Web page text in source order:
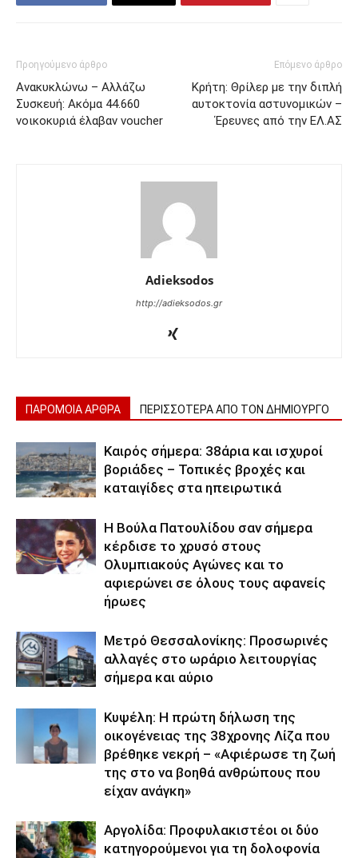
Προηγούμενο άρθρο
Ανακυκλώνω – Αλλάζω
Συσκευή: Ακόμα 44.660
νοικοκυριά έλαβαν voucher
Επόμενο άρθρο
Κρήτη: Θρίλερ με την διπλή
αυτοκτονία αστυνομικών –
Έρευνες από την ΕΛ.ΑΣ
Adieksodos
http://adieksodos.gr
ΠΑΡΟΜΟΙΑ ΑΡΘΡΑ ΠΕΡΙΣΣΟΤΕΡΑ ΑΠΟ ΤΟΝ ΔΗΜΙΟΥΡΓΟ
Καιρός σήμερα: 38άρια και ισχυροί
βοριάδες – Τοπικές βροχές και
καταιγίδες στα ηπειρωτικά
Η Βούλα Πατουλίδου σαν σήμερα
κέρδισε το χρυσό στους
Ολυμπιακούς Αγώνες και το
αφιερώνει σε όλους τους αφανείς
ήρωες
Μετρό Θεσσαλονίκης: Προσωρινές
αλλαγές στο ωράριο λειτουργίας
σήμερα και αύριο
Κυψέλη: Η πρώτη δήλωση της
οικογένειας της 38χρονης Λίζα που
βρέθηκε νεκρή – «Αφιέρωσε τη ζωή
της στο να βοηθά ανθρώπους που
είχαν ανάγκη»
Αργολίδα: Προφυλακιστέοι οι δύο
κατηγορούμενοι για τη δολοφονία